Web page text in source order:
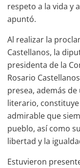
respeto a la vida y
apuntó.
Al realizar la
Castellanos, la
presidenta de la
Rosario
presea, además
literario,
admirable que
pueblo, así como
libertad y la
Estuvieron